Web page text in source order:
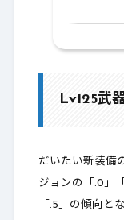
1-2. 両
1-5. 両
Lv125武
だいたい新装備
ジョンの「.0」
「.5」の傾向と